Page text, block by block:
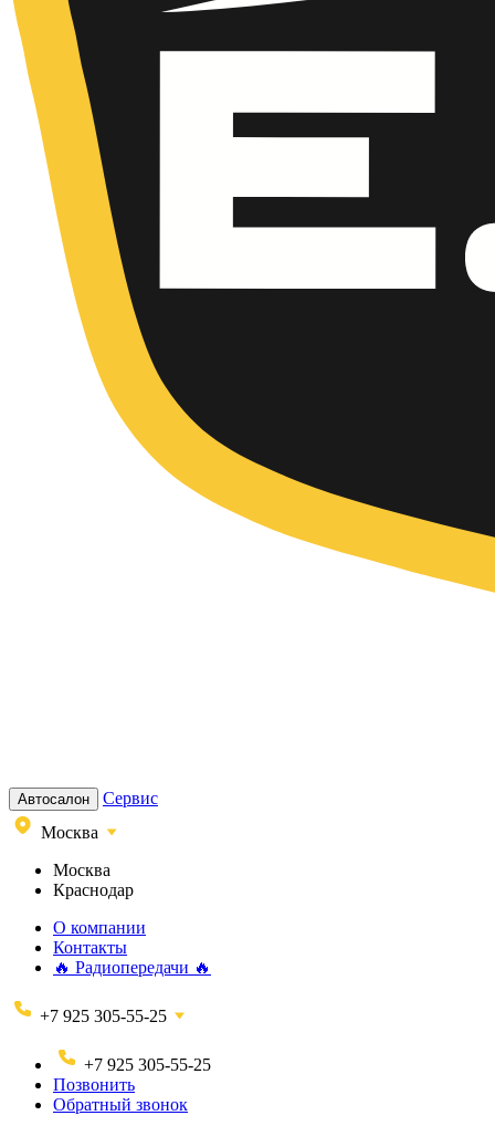
Автосалон
Сервис
Москва
Москва
Краснодар
О компании
Контакты
🔥 Радиопередачи 🔥
+7 925 305-55-25
+7 925 305-55-25
Позвонить
Обратный звонок